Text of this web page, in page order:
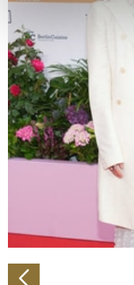
bestimmten
Erfahren Sie mehr
verarbeitet werden,
Abschnitt
Wir verwenden
personalisieren,
zu können und die
analysieren.
Verwendung
soziale Medien,
Partner führen
weiteren Daten
gesammelt haben.